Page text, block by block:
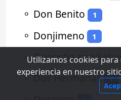
⚬ Don Benito 1
⚬ Donjimeno 1
⚬Donostia-san
⚬Dos Hermanas 1
Utilizamos cookies
experiencia en nuestro